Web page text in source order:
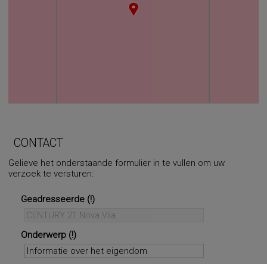
CONTACT
Gelieve het onderstaande formulier in te vullen om uw
verzoek te versturen:
Geadresseerde
Onderwerp